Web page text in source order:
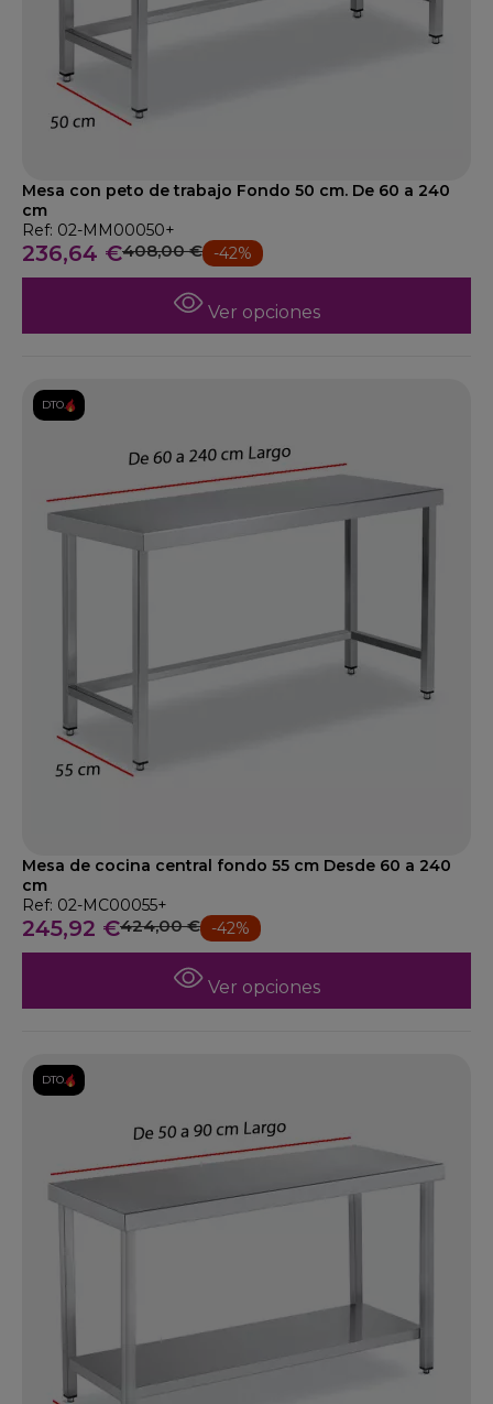
Mesa con peto de trabajo Fondo 50 cm. De 60 a 240
cm
Ref: 02-MM00050+
236,64 €408,00 € -42%
Ver opciones
DTO.
Mesa de cocina central fondo 55 cm Desde 60 a 240
cm
Ref: 02-MC00055+
245,92 €424,00 € -42%
Ver opciones
DTO.